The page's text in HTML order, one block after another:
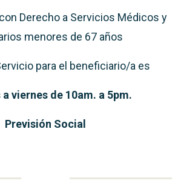
Derecho a Servicios Médicos y
menores de 67 años
para el beneficiario/a es
a viernes de 10am. a 5pm.
Previsión Social